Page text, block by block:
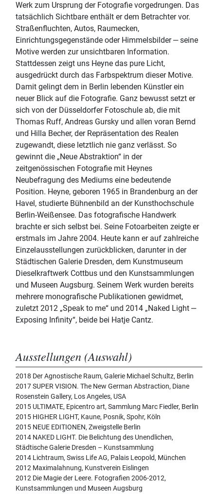
Werk zum Ursprung der Fotografie vorgedrungen. Das
tatsächlich Sichtbare enthält er dem Betrachter vor.
Straßenfluchten, Autos, Raumecken,
Einrichtungsgegenstände oder Himmelsbilder ‒ seine
Motive werden zur unsichtbaren Information.
Stattdessen zeigt uns Heyne das pure Licht,
ausgedrückt durch das Farbspektrum dieser Motive.
Damit gelingt dem in Berlin lebenden Künstler ein
neuer Blick auf die Fotografie. Ganz bewusst setzt er
sich von der Düsseldorfer Fotoschule ab, die mit
Thomas Ruff, Andreas Gursky und allen voran Bernd
und Hilla Becher, der Repräsentation des Realen
zugewandt, diese letztlich nie ganz verlässt. So
gewinnt die „Neue Abstraktion“ in der
zeitgenössischen Fotografie mit Heynes
Neubefragung des Mediums eine bedeutende
Position. Heyne, geboren 1965 in Brandenburg an der
Havel, studierte Bühnenbild an der Kunsthochschule
Berlin-Weißensee. Das fotografische Handwerk
brachte er sich selbst bei. Seine Fotoarbeiten zeigte er
erstmals im Jahre 2004. Heute kann er auf zahlreiche
Einzelausstellungen zurückblicken, darunter in der
Städtischen Galerie Dresden, dem Kunstmuseum
Dieselkraftwerk Cottbus und den Kunstsammlungen
und Museen Augsburg. Seinem Werk wurden bereits
mehrere monografische Publikationen gewidmet,
zuletzt 2012 „Speak to me“ und 2014 „Naked Light ‒
Exposing Infinity“, beide bei Hatje Cantz.
Ausstellungen (Auswahl)
2018 Der Agnostische Raum, Galerie Michael Schultz, Berlin
2017 SUPER VISION. The New German Abstraction, Diane
Rosenstein Gallery, Los Angeles, USA
2015 ULTIMATE, Epicentro art, Sammlung Marc Fiedler, Berlin
2015 HIGHER LIGHT, Kaune, Posnik, Spohr, Köln
2015 NEUE EDITIONEN, Zweigstelle Berlin
2014 NAKED LIGHT. Die Belichtung des Unendlichen,
Städtische Galerie Dresden – Kunstsammlung
2014 Lichtraum, Swiss Life AG, Palais Leopold, München
2012 Maximalahnung, Kunstverein Eislingen
2012 Die Magie der Leere. Fotografien 2006-2012,
Kunstsammlungen und Museen Augsburg